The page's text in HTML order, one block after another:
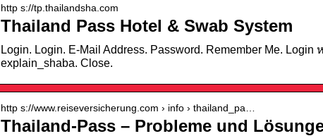
http s://tp.thailandsha.com
Thailand Pass Hotel & Swab System
Login. Login. E-Mail Address. Password. Remember Me.
explain_shaba. Close.
http s://www.reiseversicherung.com › info › thailand_pa…
Thailand-Pass – Probleme und